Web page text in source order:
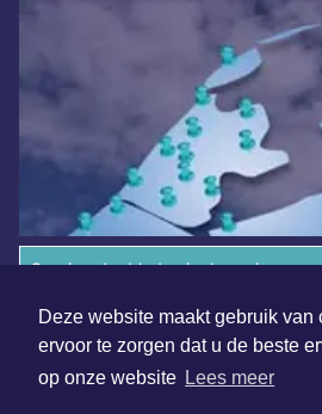
Deze website maakt gebruik van
ervoor te zorgen dat u de beste
op onze website Lees meer
Overige dagbladen in de regio
Algemene voorwaarden
Disclaimer